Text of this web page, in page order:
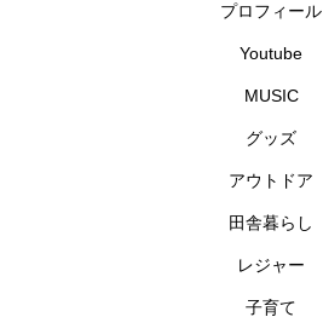
プロフィール
Youtube
MUSIC
グッズ
アウトドア
田舎暮らし
レジャー
子育て